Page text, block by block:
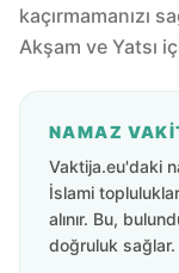
kaçırmamanızı
Akşam ve Yatsı
NAMAZ
Vaktija.eu'daki
İslami
alınır. Bu,
doğruluk sağlar.